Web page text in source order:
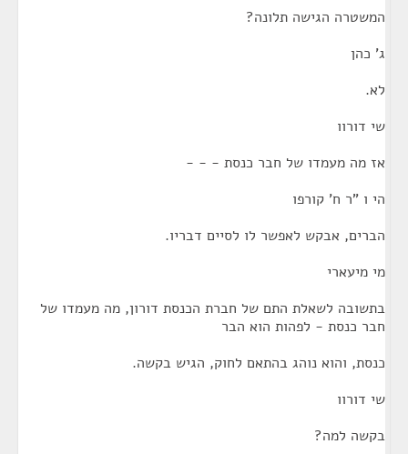
המשטרה הגישה תלונה?
ג' כהן
לא.
שי דורוו
אז מה מעמדו של חבר כנסת - - -
הי ו "ר ח' קורפו
הברים, אבקש לאפשר לו לסיים דבריו.
מי מיעארי
בתשובה לשאלת התם של חברת הכנסת דורון, מה מעמדו של
חבר כנסת - לפהות הוא הבר
כנסת, והוא נוהג בהתאם לחוק, הגיש בקשה.
שי דורוו
בקשה למה?